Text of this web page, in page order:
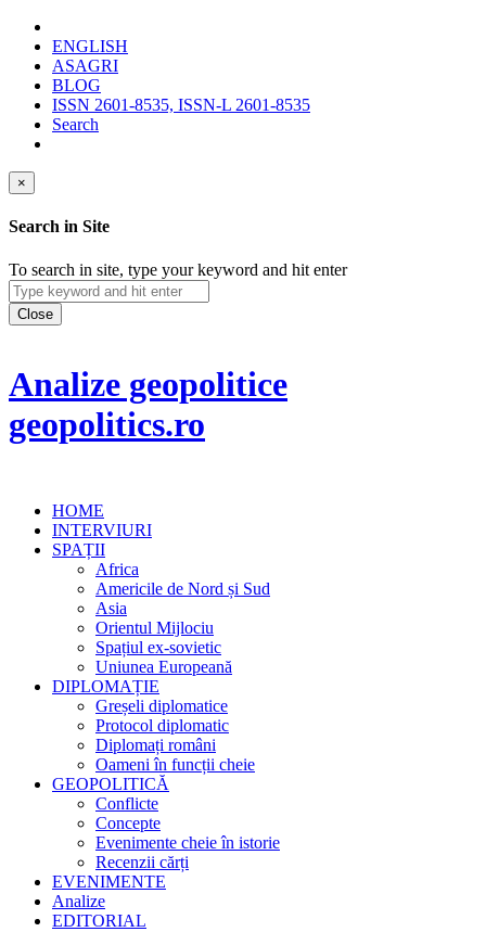
ENGLISH
ASAGRI
BLOG
ISSN 2601-8535, ISSN-L 2601-8535
Search
×
Search in Site
To search in site, type your keyword and hit enter
Close
Analize geopolitice
geopolitics.ro
HOME
INTERVIURI
SPAȚII
Africa
Americile de Nord și Sud
Asia
Orientul Mijlociu
Spațiul ex-sovietic
Uniunea Europeană
DIPLOMAȚIE
Greșeli diplomatice
Protocol diplomatic
Diplomați români
Oameni în funcții cheie
GEOPOLITICĂ
Conflicte
Concepte
Evenimente cheie în istorie
Recenzii cărți
EVENIMENTE
Analize
EDITORIAL